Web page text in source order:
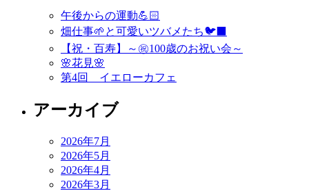
午後からの運動💪🏻
畑仕事🌱と可愛いツバメたち🐦‍⬛
【祝・百寿】～㊗️100歳のお祝い会～
🌸花見🌸
第4回 イエローカフェ
アーカイブ
2026年7月
2026年5月
2026年4月
2026年3月